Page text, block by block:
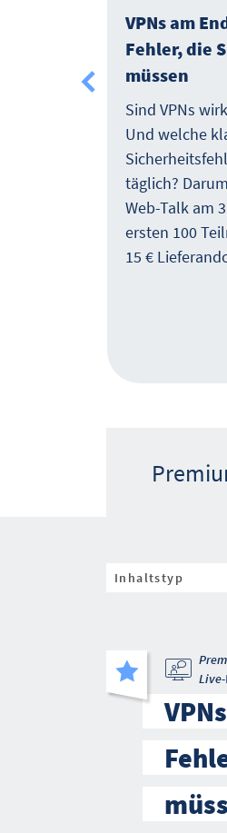
VPNs am
Fehler, die
müssen
Sind VPNs
Und welche
täglich?
Web-Talk am
ersten 100
15 €